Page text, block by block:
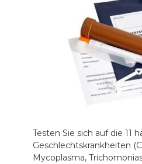
Testen Sie sich auf die 11
Geschlechtskrankheiten
Mycoplasma,